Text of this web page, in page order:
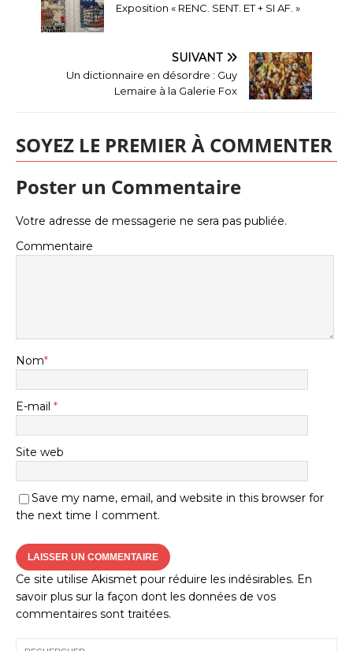
Exposition « RENC. SENT. ET + SI AF. »
SUIVANT
Un dictionnaire en désordre : Guy
Lemaire à la Galerie Fox
SOYEZ LE PREMIER À COMMENTER
Poster un Commentaire
Votre adresse de messagerie ne sera pas publiée.
Commentaire
Nom*
E-mail *
Site web
Save my name, email, and website in this browser for
the next time I comment.
Ce site utilise Akismet pour réduire les indésirables. En
savoir plus sur la façon dont les données de vos
commentaires sont traitées.